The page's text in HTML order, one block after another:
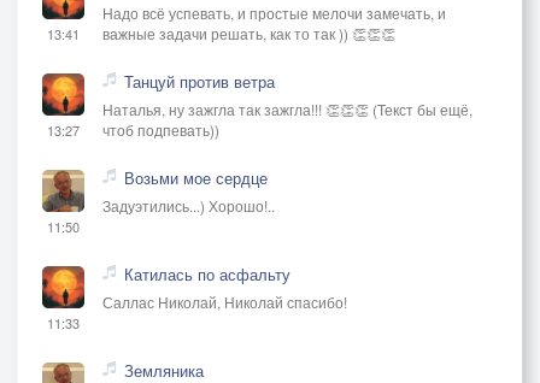
13:41
Надо всё успевать, и простые мелочи замечать, и
важные задачи решать, как то так )) 👏👏👏
13:27
Танцуй против ветра
Наталья, ну зажгла так зажгла!!! 👏👏👏 (Текст бы ещё,
чтоб подпевать))
11:50
Возьми мое сердце
Задуэтились...) Хорошо!..
11:33
Катилась по асфальту
Саллас Николай, Николай спасибо!
Земляника